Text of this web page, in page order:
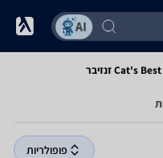
פופולריות